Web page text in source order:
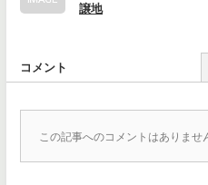
譲地
コメント
この記事へのコメントはありませ